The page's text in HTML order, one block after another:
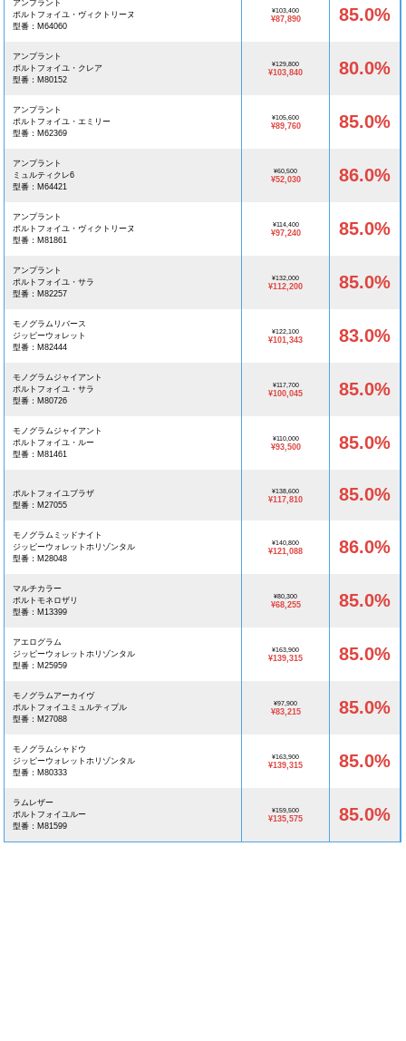
アンプラント
ポルトフォイユ・ヴィクトリーヌ
型番：M64060
¥103,400
¥87,890 85.0%
アンプラント
ポルトフォイユ・クレア
型番：M80152
¥129,800
¥103,840 80.0%
アンプラント
ポルトフォイユ・エミリー
型番：M62369
¥105,600
¥89,760 85.0%
アンプラント
ミュルティクレ6
型番：M64421
¥60,500
¥52,030 86.0%
アンプラント
ポルトフォイユ・ヴィクトリーヌ
型番：M81861
¥114,400
¥97,240 85.0%
アンプラント
ポルトフォイユ・サラ
型番：M82257
¥132,000
¥112,200 85.0%
モノグラムリバース
ジッピーウォレット
型番：M82444
¥122,100
¥101,343 83.0%
モノグラムジャイアント
ポルトフォイユ・サラ
型番：M80726
¥117,700
¥100,045 85.0%
モノグラムジャイアント
ポルトフォイユ・ルー
型番：M81461
¥110,000
¥93,500 85.0%
ポルトフォイユブラザ
型番：M27055
¥138,600
¥117,810 85.0%
モノグラムミッドナイト
ジッピーウォレットホリゾンタル
型番：M28048
¥140,800
¥121,088 86.0%
マルチカラー
ポルトモネロザリ
型番：M13399
¥80,300
¥68,255 85.0%
アエログラム
ジッピーウォレットホリゾンタル
型番：M25959
¥163,900
¥139,315 85.0%
モノグラムアーカイヴ
ポルトフォイユミュルティプル
型番：M27088
¥97,900
¥83,215 85.0%
モノグラムシャドウ
ジッピーウォレットホリゾンタル
型番：M80333
¥163,900
¥139,315 85.0%
ラムレザー
ポルトフォイユルー
型番：M81599
¥159,500
¥135,575 85.0%